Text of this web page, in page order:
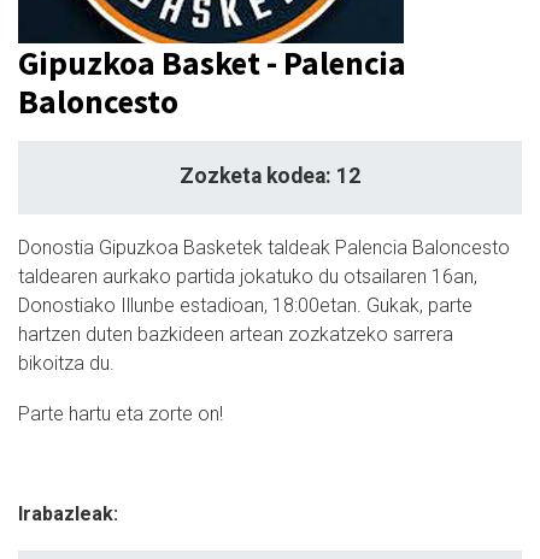
Gipuzkoa Basket - Palencia
Baloncesto
Zozketa kodea: 12
Donostia Gipuzkoa Basketek taldeak Palencia Baloncesto
taldearen aurkako partida jokatuko du otsailaren 16an,
Donostiako Illunbe estadioan, 18:00etan. Gukak, parte
hartzen duten bazkideen artean zozkatzeko sarrera
bikoitza du.
Parte hartu eta zorte on!
Irabazleak: